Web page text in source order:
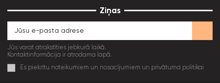
Ziņas
Jūs varat atrakstīties jebkurā laikā.
Kontaktinformācija ir atrodama lapā.
Es piekrītu noteikumiem un nosacījumiem un privātuma politikai